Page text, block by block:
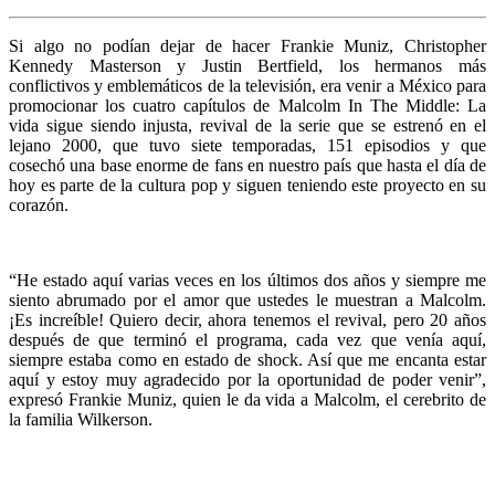
Si algo no podían dejar de hacer Frankie Muniz, Christopher
Kennedy Masterson y Justin Bertfield, los hermanos más
conflictivos y emblemáticos de la televisión, era venir a México para
promocionar los cuatro capítulos de Malcolm In The Middle: La
vida sigue siendo injusta, revival de la serie que se estrenó en el
lejano 2000, que tuvo siete temporadas, 151 episodios y que
cosechó una base enorme de fans en nuestro país que hasta el día de
hoy es parte de la cultura pop y siguen teniendo este proyecto en su
corazón.
“He estado aquí varias veces en los últimos dos años y siempre me
siento abrumado por el amor que ustedes le muestran a Malcolm.
¡Es increíble! Quiero decir, ahora tenemos el revival, pero 20 años
después de que terminó el programa, cada vez que venía aquí,
siempre estaba como en estado de shock. Así que me encanta estar
aquí y estoy muy agradecido por la oportunidad de poder venir”,
expresó Frankie Muniz, quien le da vida a Malcolm, el cerebrito de
la familia Wilkerson.